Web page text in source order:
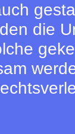
die